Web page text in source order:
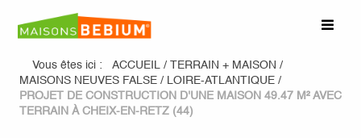
Vous êtes ici : ACCUEIL / TERRAIN + MAISON /
MAISONS NEUVES FALSE / LOIRE-ATLANTIQUE /
PROJET DE CONSTRUCTION D'UNE MAISON 49.47 M² AVEC
TERRAIN À CHEIX-EN-RETZ (44)